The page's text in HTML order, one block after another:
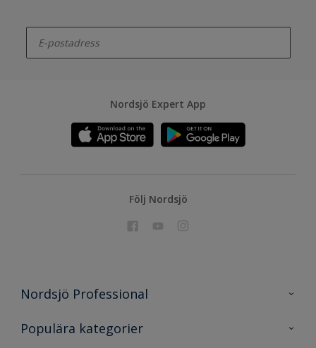
Nordsjö Expert App
Följ Nordsjö
Nordsjö Professional
Kontakta oss
Populära kategorier